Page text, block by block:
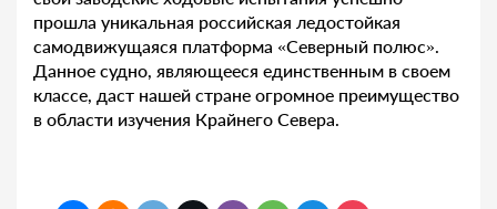
прошла уникальная российская ледостойкая
самодвижущаяся платформа «Северный полюс».
Данное судно, являющееся единственным в своем
классе, даст нашей стране огромное преимущество
в области изучения Крайнего Севера.